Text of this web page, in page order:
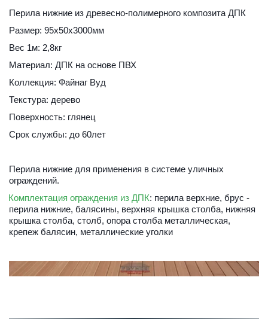
Перила нижние из древесно-полимерного композита ДПК
Размер: 95х50х3000мм
Вес 1м: 2,8кг
Материал: ДПК на основе ПВХ
Коллекция: Файнаг Вуд
Текстура: дерево
Поверхность: глянец
Срок службы: до 60лет
Перила нижние для применения в системе уличных
ограждений.
Комплектация ограждения из ДПК: перила верхние, брус -
перила нижние, балясины, верхняя крышка столба, нижняя
крышка столба, столб, опора столба металлическая,
крепеж балясин, металлические уголки